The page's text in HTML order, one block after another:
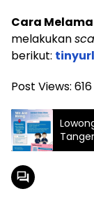
Cara
melakukan
berikut:
Post Views: 616